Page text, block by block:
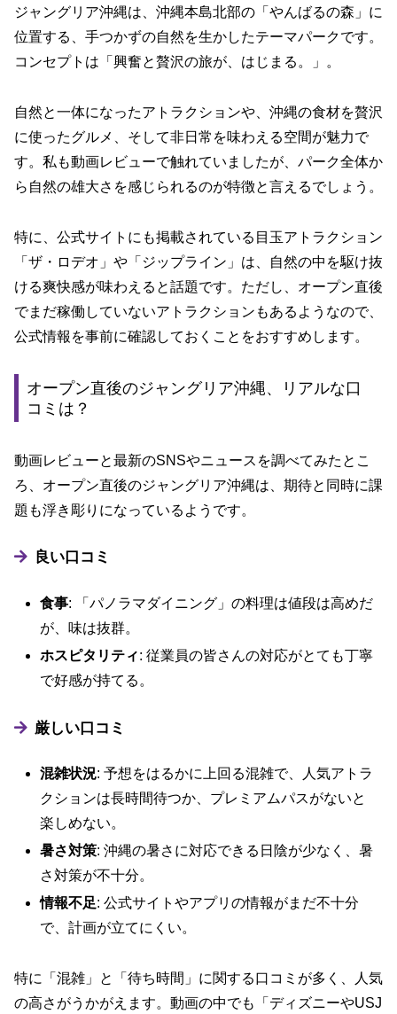
ジャングリア沖縄は、沖縄本島北部の「やんばるの森」に
位置する、手つかずの自然を生かしたテーマパークです。
コンセプトは「興奮と贅沢の旅が、はじまる。」。
自然と一体になったアトラクションや、沖縄の食材を贅沢
に使ったグルメ、そして非日常を味わえる空間が魅力で
す。私も動画レビューで触れていましたが、パーク全体か
ら自然の雄大さを感じられるのが特徴と言えるでしょう。
特に、公式サイトにも掲載されている目玉アトラクション
「ザ・ロデオ」や「ジップライン」は、自然の中を駆け抜
ける爽快感が味わえると話題です。ただし、オープン直後
でまだ稼働していないアトラクションもあるようなので、
公式情報を事前に確認しておくことをおすすめします。
オープン直後のジャングリア沖縄、リアルな口
コミは？
動画レビューと最新のSNSやニュースを調べてみたとこ
ろ、オープン直後のジャングリア沖縄は、期待と同時に課
題も浮き彫りになっているようです。
良い口コミ
食事: 「パノラマダイニング」の料理は値段は高めだ
が、味は抜群。
ホスピタリティ: 従業員の皆さんの対応がとても丁寧
で好感が持てる。
厳しい口コミ
混雑状況: 予想をはるかに上回る混雑で、人気アトラ
クションは長時間待つか、プレミアムパスがないと
楽しめない。
暑さ対策: 沖縄の暑さに対応できる日陰が少なく、暑
さ対策が不十分。
情報不足: 公式サイトやアプリの情報がまだ不十分
で、計画が立てにくい。
特に「混雑」と「待ち時間」に関する口コミが多く、人気
の高さがうかがえます。動画の中でも「ディズニーやUSJ